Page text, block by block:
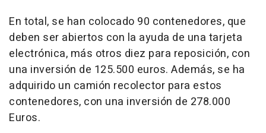
En total, se han colocado 90 contenedores, que
deben ser abiertos con la ayuda de una tarjeta
electrónica, más otros diez para reposición, con
una inversión de 125.500 euros. Además, se ha
adquirido un camión recolector para estos
contenedores, con una inversión de 278.000
Euros.